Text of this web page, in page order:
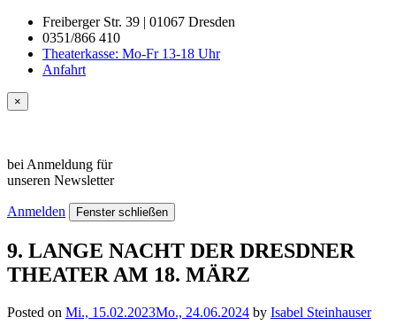
Freiberger Str. 39 | 01067 Dresden
0351/866 410
Theaterkasse: Mo-Fr 13-18 Uhr
Anfahrt
×
bei Anmeldung für
unseren Newsletter
Anmelden Fenster schließen
9. LANGE NACHT DER DRESDNER
THEATER AM 18. MÄRZ
Posted on Mi., 15.02.2023Mo., 24.06.2024 by Isabel Steinhauser